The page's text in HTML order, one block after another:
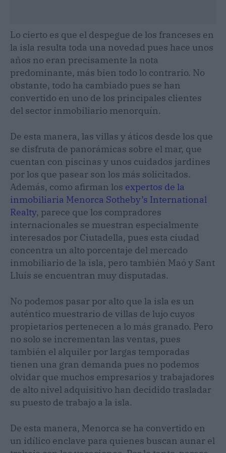
Lo cierto es que el despegue de los franceses en
la isla resulta toda una novedad pues hace unos
años no eran precisamente la nota
predominante, más bien todo lo contrario. No
obstante, todo ha cambiado pues se han
convertido en uno de los principales clientes
del sector inmobiliario menorquín.
De esta manera, las villas y áticos desde los que
se disfruta de panorámicas sobre el mar, que
cuentan con piscinas y unos cuidados jardines
por los que pasear son los más solicitados.
Además, como afirman los expertos de la
inmobiliaria Menorca Sotheby’s International
Realty, parece que los compradores
internacionales se muestran especialmente
interesados por Ciutadella, pues esta ciudad
concentra un alto porcentaje del mercado
inmobiliario de la isla, pero también Maó y Sant
Lluís se encuentran muy disputadas.
No podemos pasar por alto que la isla es un
auténtico muestrario de villas de lujo cuyos
propietarios pertenecen a lo más granado. Pero
no solo se incrementan las ventas, pues
también el alquiler por largas temporadas
tienen una gran demanda pues no podemos
olvidar que muchos empresarios y trabajadores
de alto nivel adquisitivo han decidido trasladar
su puesto de trabajo a la isla.
De esta manera, Menorca se ha convertido en
un idílico enclave para quienes buscan aunar el